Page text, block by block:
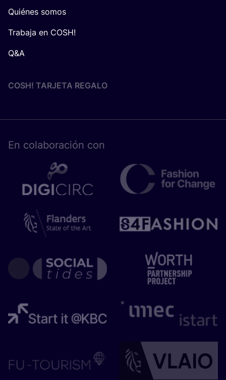
Quiénes somos
Trabaja en COSH!
Q&A
COSH! TARJETA REGALO
En cola­bo­ra­ción con